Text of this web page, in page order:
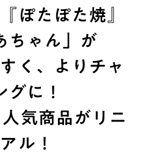
ぽたぽた焼』
ちゃん」が
く、よりチャ
グに！
気商品がリニ
ル！